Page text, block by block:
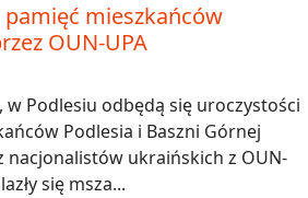
pamięć mieszkańców
OUN-UPA
w Podlesiu odbędą się uroczystości
Podlesia i Baszni Górnej
ukraińskich z OUN-
się msza...